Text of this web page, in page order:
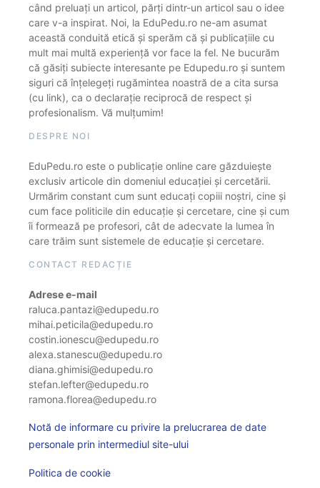
când preluați un articol, părți dintr-un articol sau o idee
care v-a inspirat. Noi, la EduPedu.ro ne-am asumat
această conduită etică și sperăm că și publicațiile cu
mult mai multă experiență vor face la fel. Ne bucurăm
că găsiți subiecte interesante pe Edupedu.ro și suntem
siguri că înțelegeți rugămintea noastră de a cita sursa
(cu link), ca o declarație reciprocă de respect și
profesionalism. Vă mulțumim!
DESPRE NOI
EduPedu.ro este o publicație online care găzduiește
exclusiv articole din domeniul educației și cercetării.
Urmărim constant cum sunt educați copiii noștri, cine și
cum face politicile din educație și cercetare, cine și cum
îi formează pe profesori, cât de adecvate la lumea în
care trăim sunt sistemele de educație și cercetare.
CONTACT REDACȚIE
Adrese e-mail
raluca.pantazi@edupedu.ro
mihai.peticila@edupedu.ro
costin.ionescu@edupedu.ro
alexa.stanescu@edupedu.ro
diana.ghimisi@edupedu.ro
stefan.lefter@edupedu.ro
ramona.florea@edupedu.ro
Notă de informare cu privire la prelucrarea de date
personale prin intermediul site-ului
Politica de cookie